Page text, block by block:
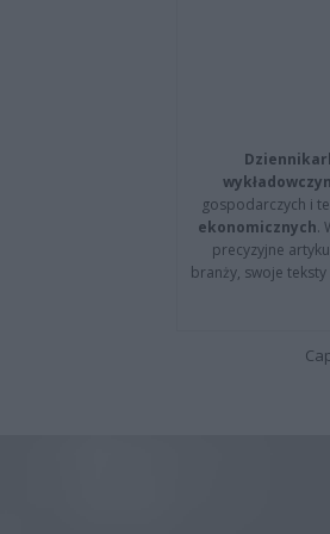
gospodarczych i
ekonomicznych.
precyzyjne
branży, swoje